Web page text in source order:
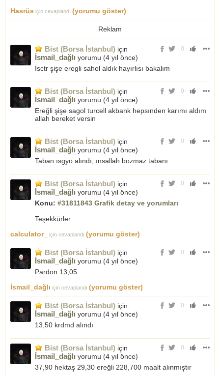
Hasrüs için cevaplandı (yorumu göster)
Reklam
0
Bist (Borsa İstanbul) için
İsmail_dağlı yorumu (4 yıl önce)
İsctr şişe eregli sahol aldık hayırlısı bakalım
0
Bist (Borsa İstanbul) için
İsmail_dağlı yorumu (4 yıl önce)
Ereğli şişe sagol turcell akbank hepsınden karımı aldım
allah bereket versin
0
Bist (Borsa İstanbul) için
İsmail_dağlı yorumu (4 yıl önce)
Taban ısgyo alındı, ınsallah bozmaz tabanı
0
Bist (Borsa İstanbul) için
İsmail_dağlı yorumu (4 yıl önce)
Konu: #31811843 Grafik detay ve yorumları
Teşekkürler
calculator_
için cevaplandı (yorumu göster)
0
Bist (Borsa İstanbul) için
İsmail_dağlı yorumu (4 yıl önce)
Pardon 13,05
İsmail_dağlı için cevaplandı (yorumu göster)
0
Bist (Borsa İstanbul) için
İsmail_dağlı yorumu (4 yıl önce)
13,50 krdmd alındı
0
Bist (Borsa İstanbul) için
İsmail_dağlı yorumu (4 yıl önce)
37,90 hektaş 29,30 ereğli 228,700 maalt alınmıştır